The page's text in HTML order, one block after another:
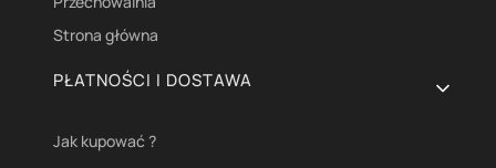
Strona główna
PŁATNOŚCI I DOSTAWA
Jak kupować ?